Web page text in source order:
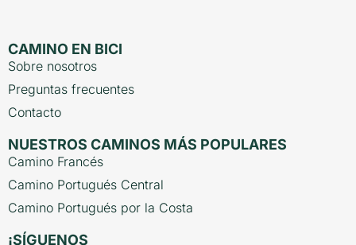
CAMINO EN BICI
Sobre nosotros
Preguntas frecuentes
Contacto
NUESTROS CAMINOS MÁS POPULARES
Camino Francés
Camino Portugués Central
Camino Portugués por la Costa
¡SÍGUENOS